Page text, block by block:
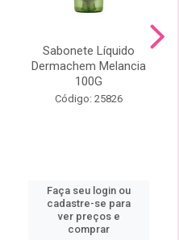
Sabonete Líquido
Dermachem Melancia
100G
Código: 25826
Faça seu login ou
cadastre-se para
ver preços e
comprar